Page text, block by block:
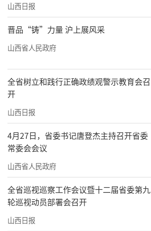
山西日报
晋品“铸”力量 沪上展风采
山西省人民政府
全省树立和践行正确政绩观警示教育会召
开
山西日报
4月27日，省委书记唐登杰主持召开省委
常委会会议
山西省人民政府
全省巡视巡察工作会议暨十二届省委第九
轮巡视动员部署会召开
山西日报